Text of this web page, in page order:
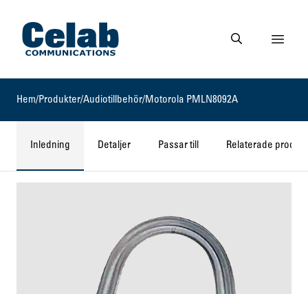
Gå till startsidan
Gå till söksidan
Visa
Hem/Produkter/Audiotillbehör/ Motorola PMLN8092A
Inledning Detaljer Passar till Relaterade